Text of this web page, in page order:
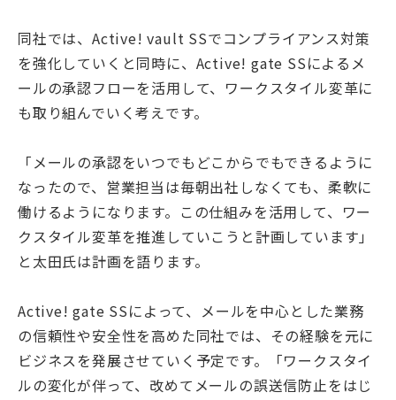
同社では、Active! vault SSでコンプライアンス対策
を強化していくと同時に、Active! gate SSによるメ
ールの承認フローを活用して、ワークスタイル変革に
も取り組んでいく考えです。
「メールの承認をいつでもどこからでもできるように
なったので、営業担当は毎朝出社しなくても、柔軟に
働けるようになります。この仕組みを活用して、ワー
クスタイル変革を推進していこうと計画しています」
と太田氏は計画を語ります。
Active! gate SSによって、メールを中心とした業務
の信頼性や安全性を高めた同社では、その経験を元に
ビジネスを発展させていく予定です。「ワークスタイ
ルの変化が伴って、改めてメールの誤送信防止をはじ